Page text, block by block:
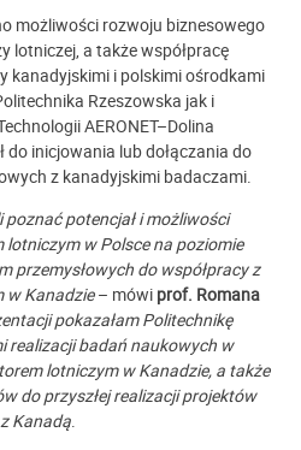
możliwości rozwoju biznesowego
lotniczej, a także współpracę
kanadyjskimi i polskimi ośrodkami
Rzeszowska jak i
AERONET–Dolina
do inicjowania lub dołączania do
z kanadyjskimi badaczami.
poznać potencjał i możliwości
lotniczym w Polsce na poziomie
przemysłowych do współpracy z
w Kanadzie– mówi prof. Romana
pokazałam Politechnikę
realizacji badań naukowych w
lotniczym w Kanadzie, a także
do przyszłej realizacji projektów
Kanadą.